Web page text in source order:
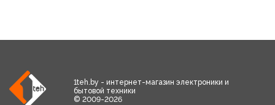
1teh.by - интернет-магазин электроники и
бытовой техники
© 2009-2026